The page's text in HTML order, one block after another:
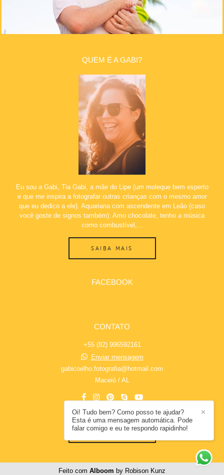
QUEM É A GABI?
Eu sou a Gabi, Tia Gabi, a mãe do Lipe (um moleque bem esperto
e que me inspira a fotografar outras crianças com o mesmo amor
que eu dedico a ele). Aquariana com ascendente em Leão (caso
você goste de signos também). Amo chocolate, tenho a música
como combustível,...
SAIBA MAIS
FACEBOOK
CONTATO
+55 (82) 996592161
Enviar mensagem
gabicoelho.fotografia@hotmail.com
Maceió / AL
CONTATO
✕
Oi! Tudo bem? Como posso te ajudar?
Esta é uma mensagem automática. Pode
falar comigo e eu te respondo rapidinho!
Feito com Alboom by Robison Kunz